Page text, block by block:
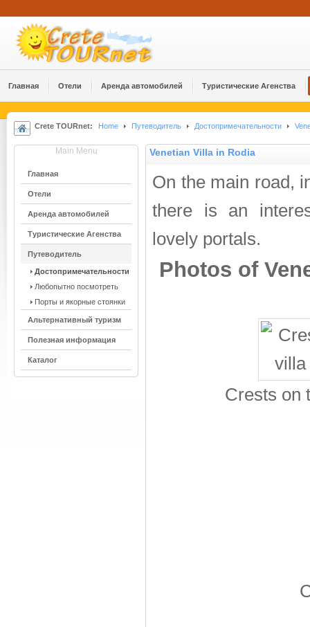
Главная Отели Аренда автомобилей Туристические Агенства
Crete TOURnet: Home Путеводитель Достопримечательности
Main Menu
Главная
Отели
Аренда автомобилей
Туристические Агенства
Путеводитель
Достопримечательности
Любопытно посмотреть
Порты и якорные стоянки
Альтернативный туризм
Полезная информация
Каталог
Venetian Villa in Rodia
On the main road,
there is an
lovely portals.
Photos of
Crests on